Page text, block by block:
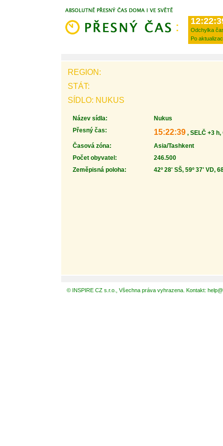
Odchylka
Po
REGION:
STÁT:
SÍDLO: NUKUS
Název sídla:
Nukus
Přesný čas:
15:22:39 , SELČ +3 h,
Časová zóna:
Asia/Tashkent
Počet obyvatel:
246.500
Zeměpisná poloha:
42º 28' SŠ, 59º 37' VD,
© INSPIRE CZ s.r.o., Všechna práva vyhrazena. Kontakt: